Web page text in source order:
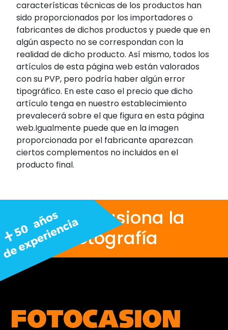
características técnicas de los productos han
sido proporcionados por los importadores o
fabricantes de dichos productos y puede que en
algún aspecto no se correspondan con la
realidad de dicho producto. Así mismo, todos los
artículos de esta página web están valorados
con su PVP, pero podría haber algún error
tipográfico. En este caso el precio que dicho
artículo tenga en nuestro establecimiento
prevalecerá sobre el que figura en esta página
web.Igualmente puede que en la imagen
proporcionada por el fabricante aparezcan
ciertos complementos no incluidos en el
producto final.
Nos apasiona la
fotografía